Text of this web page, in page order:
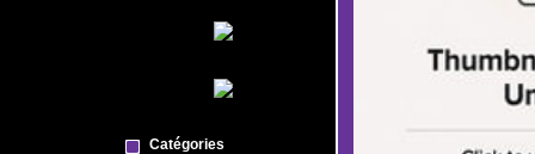
Catégories